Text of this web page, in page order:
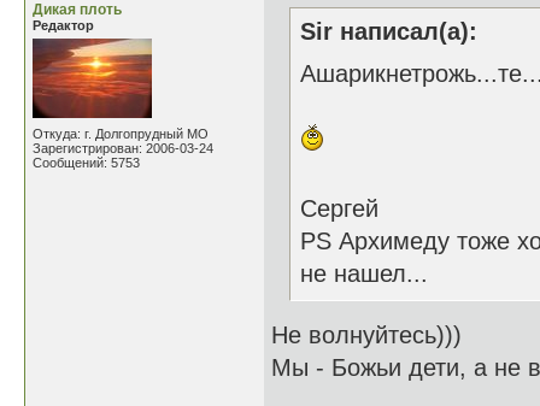
Дикая плоть
Редактор
Откуда: г. Долгопрудный МО
Зарегистрирован: 2006-03-24
Сообщений: 5753
Sir написал(а):
Сергей
PS Архимеду тоже
не нашел...
Не волнуйтесь)))
Мы - Божьи дети, а не